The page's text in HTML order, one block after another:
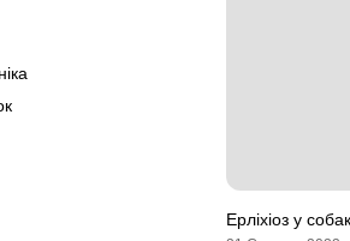
Ерліхіоз у собак